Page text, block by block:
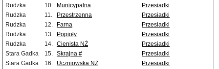
Rudzka
10. Municypalna
Przesiadki
Rudzka
11. Przestrzenna
Przesiadki
Rudzka
12. Farna
Przesiadki
Rudzka
13. Popioły
Przesiadki
Rudzka
14. Cienista NŻ
Przesiadki
Stara Gadka
15. Skrajna #
Przesiadki
Stara Gadka
16. Uczniowska NŻ
Przesiadki